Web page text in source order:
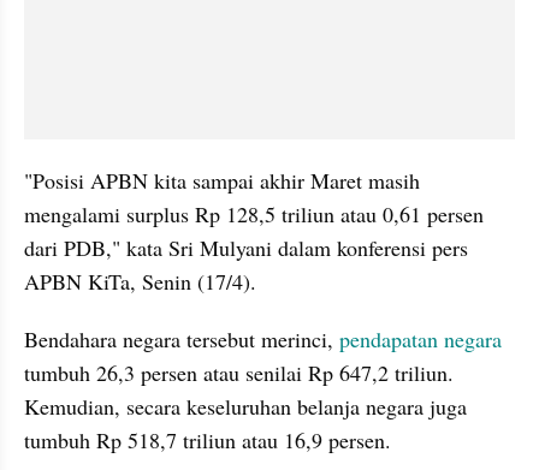
"Posisi APBN kita sampai akhir Maret masih
mengalami surplus Rp 128,5 triliun atau 0,61 persen
dari PDB," kata Sri Mulyani dalam konferensi pers
APBN KiTa, Senin (17/4).
Bendahara negara tersebut merinci, pendapatan negara
tumbuh 26,3 persen atau senilai Rp 647,2 triliun.
Kemudian, secara keseluruhan belanja negara juga
tumbuh Rp 518,7 triliun atau 16,9 persen.